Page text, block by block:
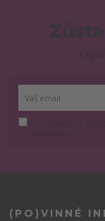
(PO)VINNÉ